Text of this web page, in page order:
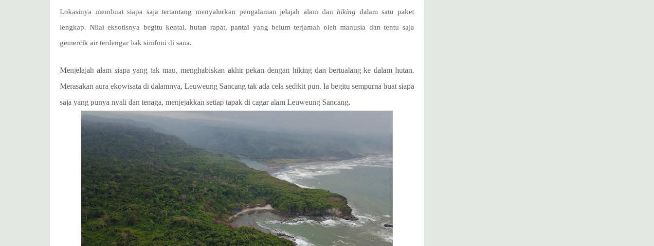
Lokasinya membuat siapa saja tertantang menyalurkan pengalaman jelajah alam danhiking dalam satu paket
lengkap. Nilai eksotisnya begitu kental, hutan rapat, pantai yang belum terjamah oleh manusia dan tentu saja
gemercik air terdengar bak simfoni di sana.
Menjelajah alam siapa yang tak mau, menghabiskan akhir pekan dengan hiking dan bertualang ke dalam hutan.
Merasakan aura ekowisata di dalamnya, Leuweung Sancang tak ada cela sedikit pun. Ia begitu sempurna buat siapa
saja yang punya nyali dan tenaga, menjejakkan setiap tapak di cagar alam Leuweung Sancang.